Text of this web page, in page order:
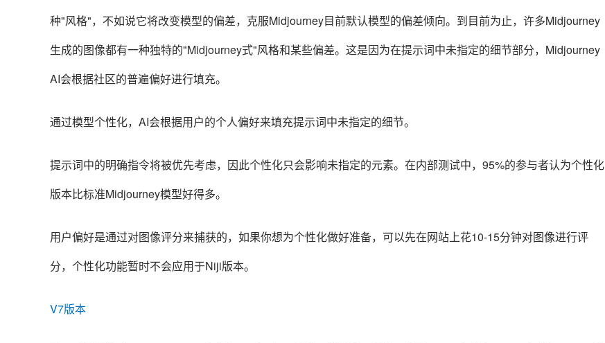
种"风格"，不如说它将改变模型的偏差，克服Midjourney目前默认模型的偏差倾向。到目前为止，许多Midjourney
生成的图像都有一种独特的"Midjourney式"风格和某些偏差。这是因为在提示词中未指定的细节部分，Midjourney
AI会根据社区的普遍偏好进行填充。
通过模型个性化，AI会根据用户的个人偏好来填充提示词中未指定的细节。
提示词中的明确指令将被优先考虑，因此个性化只会影响未指定的元素。在内部测试中，95%的参与者认为个性化
版本比标准Midjourney模型好得多。
用户偏好是通过对图像评分来捕获的， 如果你想为个性化做好准备，可以先在网站上花10-15分钟对图像进行评
分，个性化功能暂时不会应用于Niji版本。
V7版本